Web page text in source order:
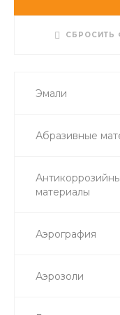
СБРОСИТЬ
Эмали
Абразивные
материалы
Аэрография
Аэрозоли